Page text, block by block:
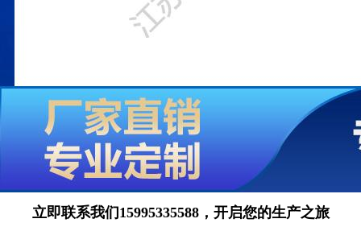
立即联系我们15995335588，开启您的生产之旅